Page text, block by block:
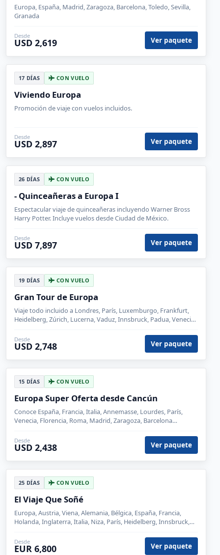
Europa, España, Madrid, Zaragoza, Barcelona, Toledo, Sevilla,
Granada
Desde
USD 2,619 Ver paquete
17 DÍAS CON VUELO
Viviendo Europa
Promoción de viaje con vuelos incluidos.
Desde
USD 2,897 Ver paquete
26 DÍAS CON VUELO
- Quinceañeras a Europa I
Espectacular viaje de quinceañeras incluyendo Warner Bross
Harry Potter. Incluye vuelos desde Ciudad de México.
Desde
USD 7,897 Ver paquete
19 DÍAS CON VUELO
Gran Tour de Europa
Viaje todo incluido a Londres, París, Luxemburgo, Frankfurt,
Heidelberg, Zúrich, Lucerna, Vaduz, Innsbruck, Padua, Venecia,
Desde
USD 2,748 Ver paquete
15 DÍAS CON VUELO
Europa Super Oferta desde Cancún
Conoce España, Francia, Italia, Annemasse, Lourdes, París,
Venecia, Florencia, Roma, Madrid, Zaragoza, Barcelona
Desde
USD 2,438 Ver paquete
25 DÍAS CON VUELO
El Viaje Que Soñé
Europa, Austria, Viena, Alemania, Bélgica, España, Francia,
Holanda, Inglaterra, Italia, Niza, París, Heidelberg, Innsbruck,
Londres, Brujas, Ámsterdam, Pisa, Salzburgo
Desde
EUR 6,800 Ver paquete